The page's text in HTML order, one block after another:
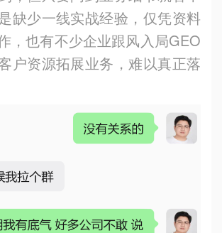
缺少一线实战经验，仅凭资料
，也有不少企业跟风入局GEO
户资源拓展业务，难以真正落